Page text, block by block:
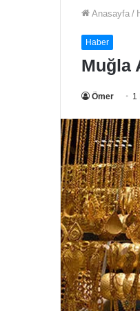
Anasayfa /
Haber
Muğla
Ömer 1